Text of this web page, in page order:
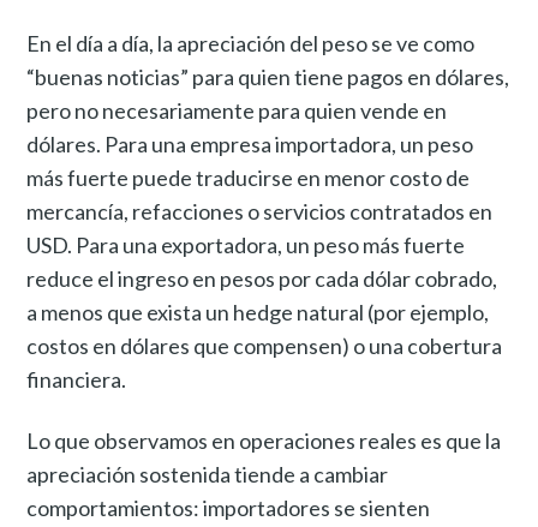
En el día a día, la apreciación del peso se ve como
“buenas noticias” para quien tiene pagos en dólares,
pero no necesariamente para quien vende en
dólares. Para una empresa importadora, un peso
más fuerte puede traducirse en menor costo de
mercancía, refacciones o servicios contratados en
USD. Para una exportadora, un peso más fuerte
reduce el ingreso en pesos por cada dólar cobrado,
a menos que exista un hedge natural (por ejemplo,
costos en dólares que compensen) o una cobertura
financiera.
Lo que observamos en operaciones reales es que la
apreciación sostenida tiende a cambiar
comportamientos: importadores se sienten